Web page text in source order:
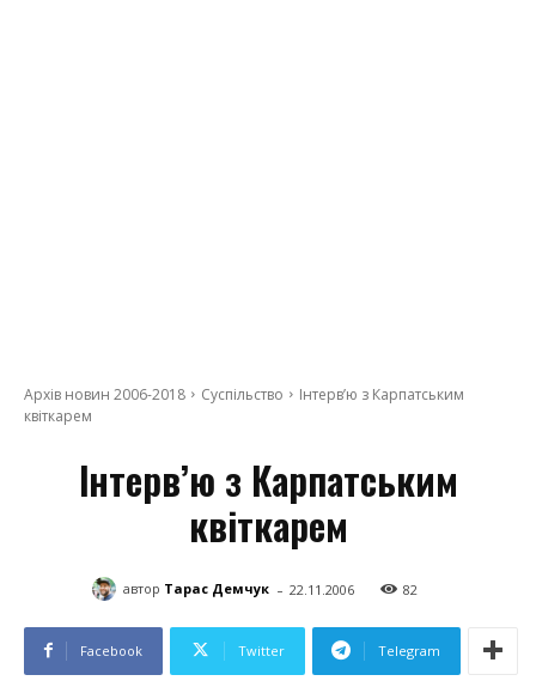
Архів новин 2006-2018 Суспільство
Інтерв’ю з Карпатським
квіткарем
Інтерв’ю з Карпатським
квіткарем
автор Тарас Демчук - 22.11.2006 82
Facebook Twitter Telegram